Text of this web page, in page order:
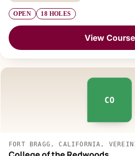
OPEN 18 HOLES
View Course
CO
FORT BRAGG, CALIFORNIA,